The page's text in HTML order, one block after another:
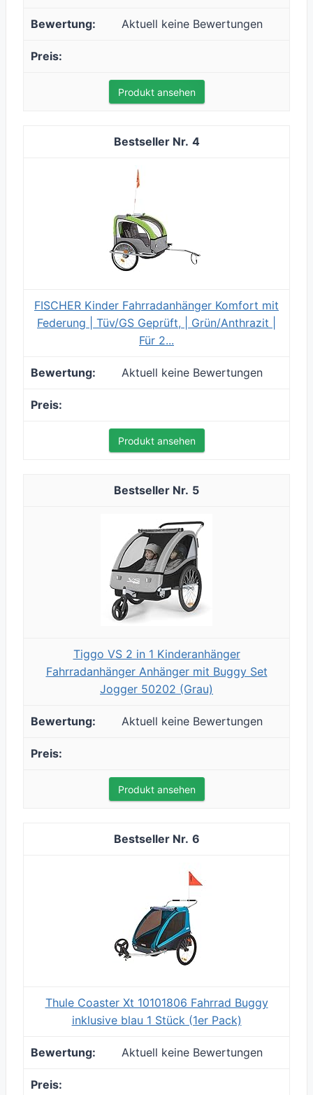
Aktuell keine Bewertungen
Produkt ansehen
4
FISCHER Kinder Fahrradanhänger Komfort mit
Federung | Tüv/GS Geprüft, | Grün/Anthrazit |
Für 2...
Aktuell keine Bewertungen
Produkt ansehen
5
Tiggo VS 2 in 1 Kinderanhänger
Fahrradanhänger Anhänger mit Buggy Set
Jogger 50202 (Grau)
Aktuell keine Bewertungen
Produkt ansehen
6
Thule Coaster Xt 10101806 Fahrrad Buggy
inklusive blau 1 Stück (1er Pack)
Aktuell keine Bewertungen